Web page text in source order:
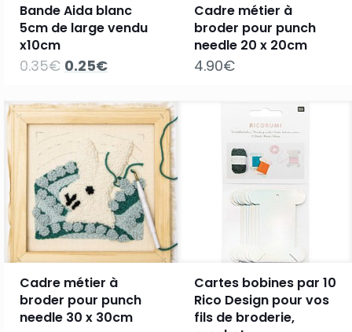
Bande Aida blanc
5cm de large vendu
x10cm
0.35€ Le
était :
0.35€.
0.25€Le
est :
0.25€.
Cadre métier à
broder pour punch
needle 20 x 20cm
4.90€
Cadre métier à
broder pour punch
needle 30 x 30cm
Cartes bobines par 10
Rico Design pour vos
fils de broderie,